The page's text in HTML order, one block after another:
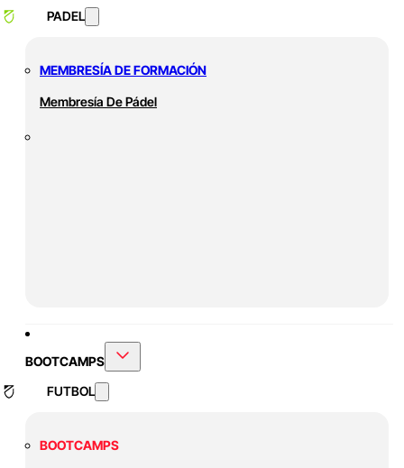
PADEL
MEMBRESÍA DE FORMACIÓN
Membresía De Pádel
BOOTCAMPS
FUTBOL
BOOTCAMPS